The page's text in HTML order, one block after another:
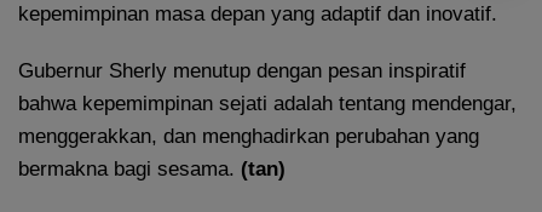
kepemimpinan masa depan yang adaptif dan inovatif.
Gubernur Sherly menutup dengan pesan inspiratif
bahwa kepemimpinan sejati adalah tentang mendengar,
menggerakkan, dan menghadirkan perubahan yang
bermakna bagi sesama. (tan)